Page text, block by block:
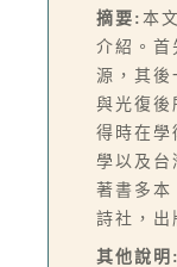
摘要: 本
介紹。首
源，其後
與光復後
得時在學
學以及台
著書多本
詩社，出
其他說明: